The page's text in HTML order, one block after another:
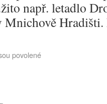
např. letadlo
Mnichově
povolené